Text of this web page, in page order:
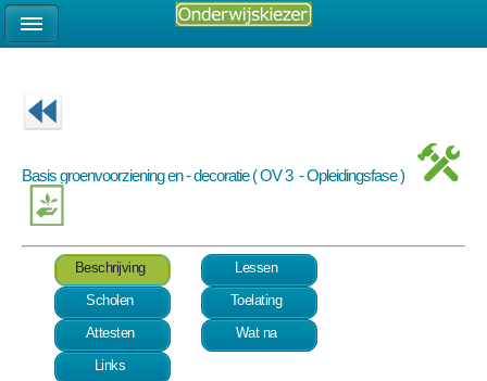
Basis groenvoorziening en - decoratie ( OV 3 - Opleidingsfase )
Beschrijving
Lessen
Scholen
Toelating
Attesten
Wat na
Links